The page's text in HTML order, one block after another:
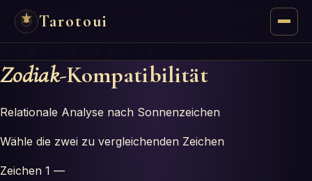
Tarotoui
Tarocchi
Risposte dei Tarocchi
Oracoli
Zodiak-Kompatibilität
Relationale Analyse nach Sonnenzeichen
Wähle die zwei zu vergleichenden Zeichen
Zeichen 1 —